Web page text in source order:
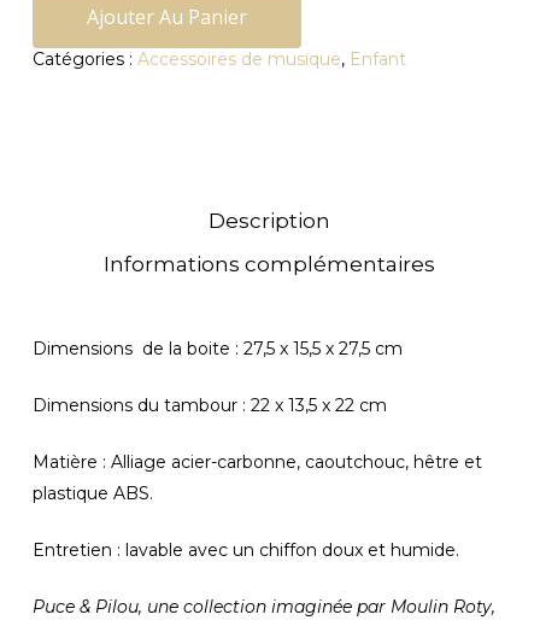
Ajouter Au Panier
Catégories : Accessoires de musique, Enfant
Description
Informations complémentaires
Dimensions de la boite : 27,5 x 15,5 x 27,5 cm
Dimensions du tambour : 22 x 13,5 x 22 cm
Matière : Alliage acier-carbonne, caoutchouc, hêtre et
plastique ABS.
Entretien : lavable avec un chiffon doux et humide.
Puce & Pilou, une collection imaginée par Moulin Roty,